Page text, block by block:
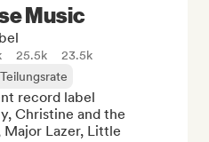
Music
25.5k
23.5k
record label
Christine and the
Major Lazer, Little